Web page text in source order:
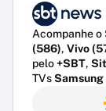
Acompanhe o
(586), Vivo
pelo+SBT,
TVsSamsung